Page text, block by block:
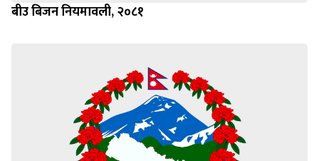
बीउ बिजन नियमावली, २०८१